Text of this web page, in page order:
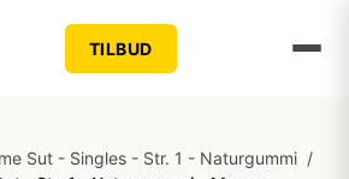
TILBUD
Sut - Singles - Str. 1 - Naturgummi /